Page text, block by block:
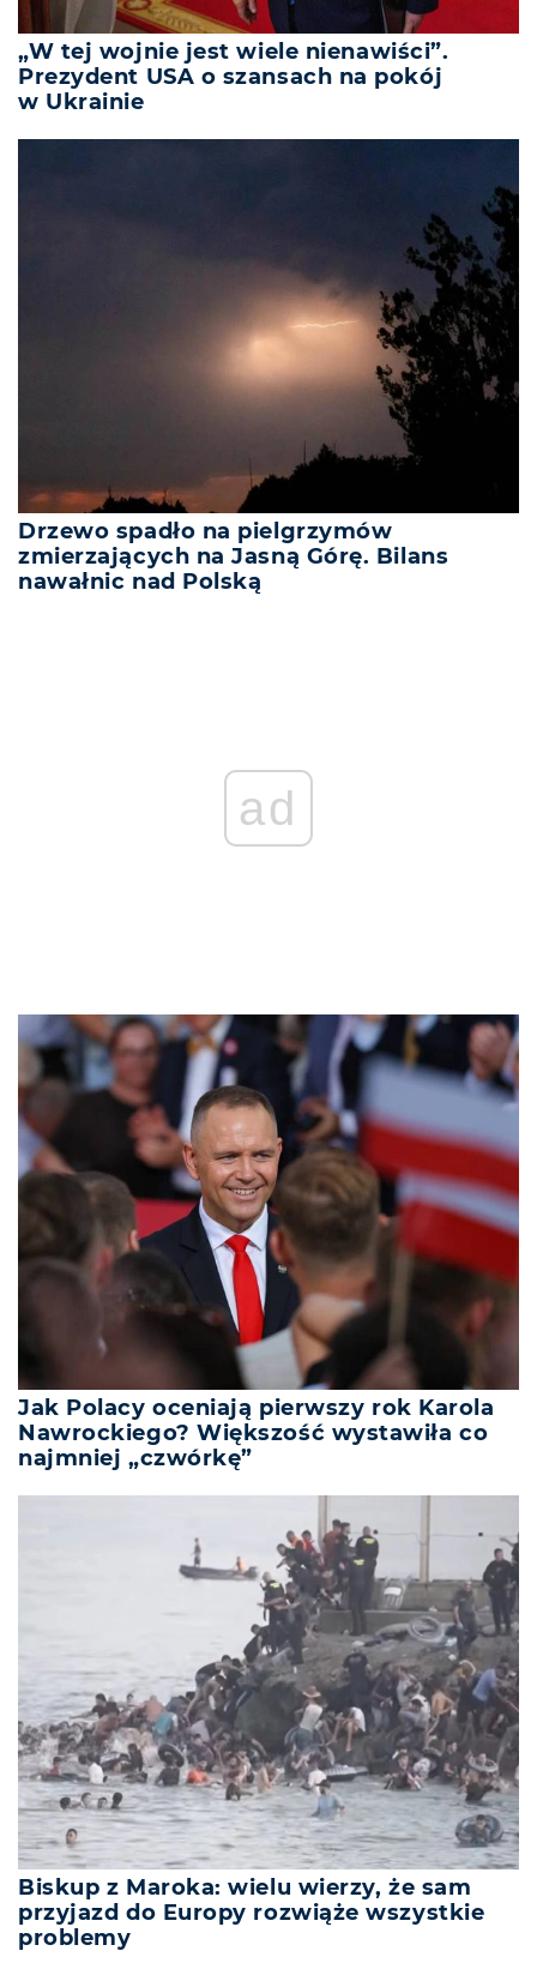
„W tej wojnie jest wiele nienawiści”.
Prezydent USA o szansach na pokój
w Ukrainie
Drzewo spadło na pielgrzymów
zmierzających na Jasną Górę. Bilans
nawałnic nad Polską
ad
Jak Polacy oceniają pierwszy rok Karola
Nawrockiego? Większość wystawiła co
najmniej „czwórkę”
Biskup z Maroka: wielu wierzy, że sam
przyjazd do Europy rozwiąże wszystkie
problemy